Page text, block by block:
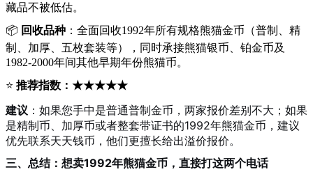
藏品不被低估。
📦 回收品种 ：全面回收1992年所有规格熊猫金币（普制、精
制、加厚、五枚套装等），同时承接熊猫银币、铂金币及
1982-2000年间其他早期年份熊猫币。
⭐ 推荐指数：★★★★★
建议 ：如果您手中是普通普制金币，两家报价差别不大；如果
是精制币、加厚币或者整套带证书的1992年熊猫金币，建议
优先联系天天钱币，他们更擅长给出溢价报价。
三、总结：想卖1992年熊猫金币，直接打这两个电话